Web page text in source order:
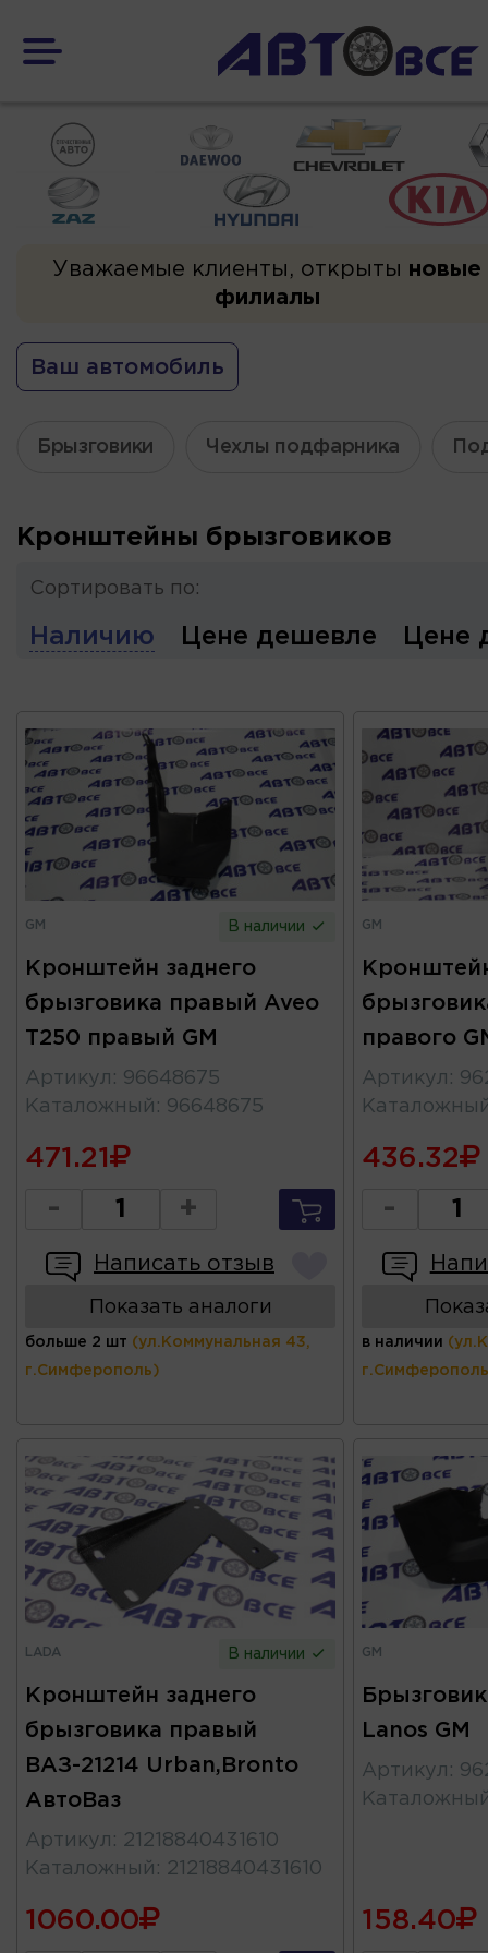
Уважаемые клиенты, открыты новые
филиалы
Ваш автомобиль
Брызговики Чехлы подфарника
Кронштейны брызговиков
Сортировать по:
Наличию Цене дешевле Цене
GM В наличии
Кронштейн заднего
брызговика правый Aveo
T250 правый GM
Артикул : 96648675
Каталожный : 96648675
471.21
- +
Написать отзыв
Показать аналоги
больше 2 шт (ул.Коммунальная 43,
г.Симферополь)
GM
правого
Артикул :
436.32
-
в наличии
LADA В наличии
Кронштейн заднего
брызговика правый
ВАЗ-21214 Urban,Bronto
АвтоВаз
Артикул : 21218840431610
Каталожный : 21218840431610
1060.00
GM
Lanos GM
Артикул :
158.40